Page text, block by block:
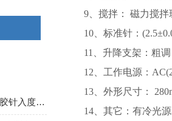
上海密通SYP-7853橡胶针入度锥入度测定仪试验步骤
9、搅拌： 磁力搅
10、标准针：
11、升降支架：粗
12、工作电源：
13、外形尺寸：
14、其它：有冷光